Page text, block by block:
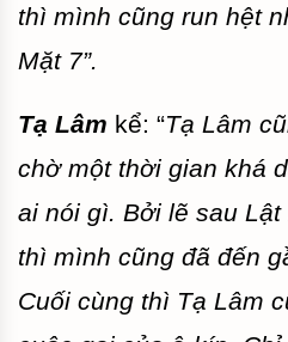
thì mình cũng run hệt
Mặt 7”.
Tạ Lâm kể: “Tạ Lâm
chờ một thời gian khá
ai nói gì. Bởi lẽ sau
thì mình cũng đã đến
Cuối cùng thì Tạ Lâm